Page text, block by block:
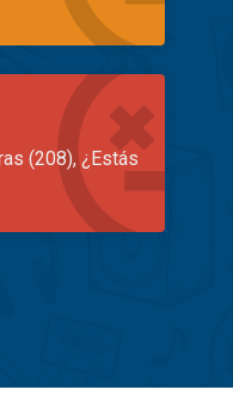
(208), ¿Estás